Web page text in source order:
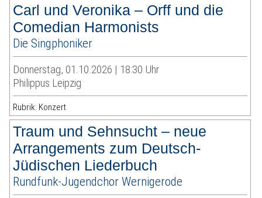
Carl und Veronika – Orff und die
Comedian Harmonists
Die Singphoniker
Donnerstag, 01.10.2026 | 18:30 Uhr
Philippus Leipzig
Rubrik: Konzert
Traum und Sehnsucht – neue
Arrangements zum Deutsch-
Jüdischen Liederbuch
Rundfunk-Jugendchor Wernigerode